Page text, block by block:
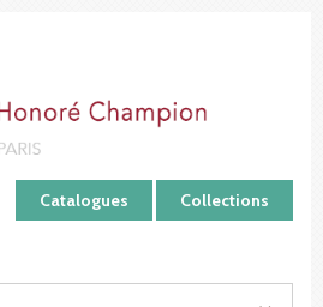
Catalogues Collections